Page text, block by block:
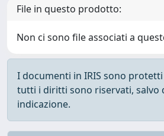
File in questo prodotto:
Non ci sono file associati a
I documenti in IRIS sono
tutti i diritti sono riservati, salvo
indicazione.